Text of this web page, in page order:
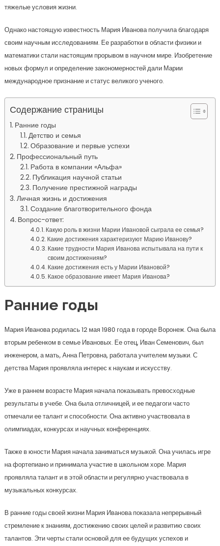
тяжелые условия жизни.
Однако настоящую известность Мария Иванова получила благодаря
своим научным исследованиям. Ее разработки в области физики и
математики стали настоящим прорывом в научном мире. Изобретение
новых формул и определение закономерностей дали Марии
международное признание и статус великого ученого.
Содержание страницы
Ранние годы
Детство и семья
Образование и первые успехи
Профессиональный путь
Работа в компании «Альфа»
Публикация научной статьи
Получение престижной награды
Личная жизнь и достижения
Создание благотворительного фонда
Вопрос-ответ:
Какую роль в жизни Марии Ивановой сыграла ее семья?
Какие достижения характеризуют Марию Иванову?
Какие трудности Мария Иванова испытывала на пути к
своим достижениям?
Какие достижения есть у Марии Ивановой?
Какое образование имеет Мария Иванова?
Ранние годы
Мария Иванова родилась 12 мая 1980 года в городе Воронеж. Она была
вторым ребенком в семье Ивановых. Ее отец, Иван Семенович, был
инженером, а мать, Анна Петровна, работала учителем музыки. С
детства Мария проявляла интерес к наукам и искусству.
Уже в раннем возрасте Мария начала показывать превосходные
результаты в учебе. Она была отличницей, и ее педагоги часто
отмечали ее талант и способности. Она активно участвовала в
олимпиадах, конкурсах и научных конференциях.
Также в юности Мария начала заниматься музыкой. Она училась игре
на фортепиано и принимала участие в школьном хоре. Мария
проявляла талант и в этой области и регулярно участвовала в
музыкальных конкурсах.
В ранние годы своей жизни Мария Иванова показала непрерывный
стремление к знаниям, достижению своих целей и развитию своих
талантов. Эти черты стали основой для ее будущих успехов и